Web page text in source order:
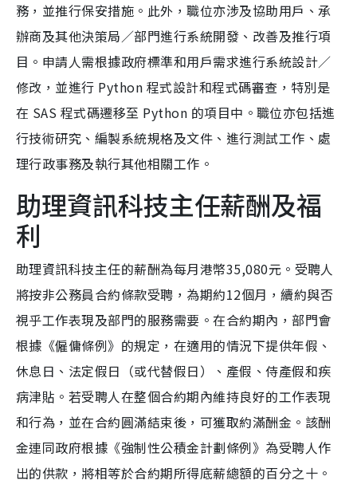
務，並推行保安措施。此外，職位亦涉及協助用戶、承
辦商及其他決策局／部門進行系統開發、改善及推行項
目。申請人需根據政府標準和用戶需求進行系統設計／
修改，並進行 Python 程式設計和程式碼審查，特別是
在 SAS 程式碼遷移至 Python 的項目中。職位亦包括進
行技術研究、編製系統規格及文件、進行測試工作、處
理行政事務及執行其他相關工作。
助理資訊科技主任薪酬及福
利
助理資訊科技主任的薪酬為每月港幣35,080元。受聘人
將按非公務員合約條款受聘，為期約12個月，續約與否
視乎工作表現及部門的服務需要。在合約期內，部門會
根據《僱傭條例》的規定，在適用的情況下提供年假、
休息日、法定假日（或代替假日）、產假、侍產假和疾
病津貼。若受聘人在整個合約期內維持良好的工作表現
和行為，並在合約圓滿結束後，可獲取約滿酬金。該酬
金連同政府根據《強制性公積金計劃條例》為受聘人作
出的供款，將相等於合約期所得底薪總額的百分之十。